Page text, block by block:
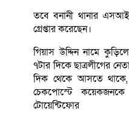
তবে বনানী থানার
গ্রেপ্তার করেছেন।
গিয়াস উদ্দিন নামে
৭টার দিকে ছাত্রলীগের
দিক থেকে আসতে
চেকপোস্টে
টোয়েন্টিফোর